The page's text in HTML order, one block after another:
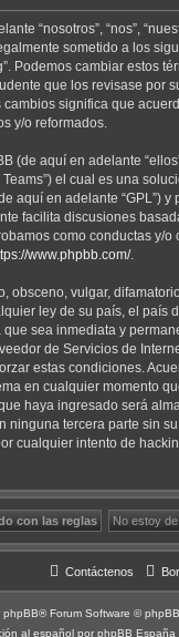
“nosotros”, “nos”,
sometido a los
Podemos cambiar estos
que los revisase por
significa que
y/o reformados.
(de aquí en adelante
Teams”) el cual es una
aquí en adelante “GPL”)
facilita discusiones
como conductas y/
www.phpbb.com/.
obsceno, vulgar,
ley de su país, el país
sea inmediata y
de Servicios de
estas condiciones.
en cualquier momento
haya ingresado será
tercera parte sin
cualquier intento de
Contáctenos
phpBB® Forum Software ©
al español por phpBB España